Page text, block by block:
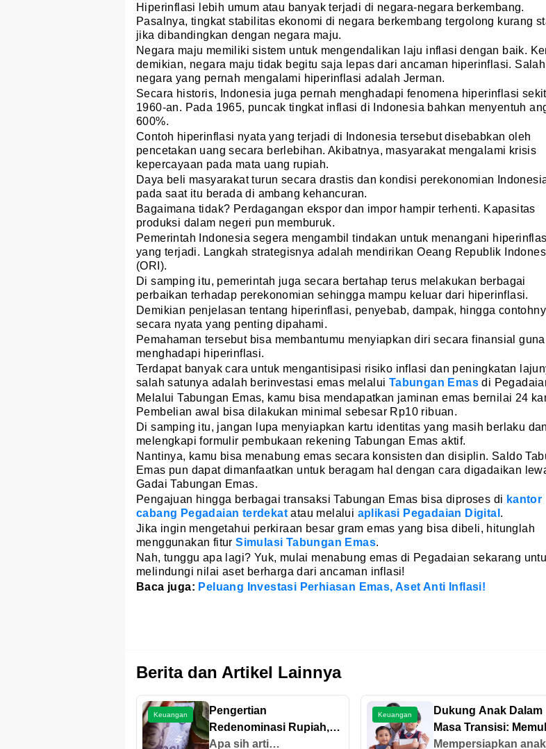
Hiperinflasi lebih umum atau banyak terjadi di negara-negara berkembang.
Pasalnya, tingkat stabilitas ekonomi di negara berkembang tergolong kurang
jika dibandingkan dengan negara maju.
Negara maju memiliki sistem untuk mengendalikan laju inflasi dengan baik.
demikian, negara maju tidak begitu saja lepas dari ancaman hiperinflasi.
negara yang pernah mengalami hiperinflasi adalah Jerman.
Secara historis, Indonesia juga pernah menghadapi fenomena hiperinflasi
1960-an. Pada 1965, puncak tingkat inflasi di Indonesia bahkan menyentuh
600%.
Contoh hiperinflasi nyata yang terjadi di Indonesia tersebut disebabkan oleh
pencetakan uang secara berlebihan. Akibatnya, masyarakat mengalami krisis
kepercayaan pada mata uang rupiah.
Daya beli masyarakat turun secara drastis dan kondisi perekonomian
pada saat itu berada di ambang kehancuran.
Bagaimana tidak? Perdagangan ekspor dan impor hampir terhenti. Kapasitas
produksi dalam negeri pun memburuk.
Pemerintah Indonesia segera mengambil tindakan untuk menangani
yang terjadi. Langkah strategisnya adalah mendirikan Oeang Republik
(ORI).
Di samping itu, pemerintah juga secara bertahap terus melakukan berbagai
perbaikan terhadap perekonomian sehingga mampu keluar dari hiperinflasi.
Demikian penjelasan tentang hiperinflasi, penyebab, dampak, hingga
secara nyata yang penting dipahami.
Pemahaman tersebut bisa membantumu menyiapkan diri secara finansial guna
menghadapi hiperinflasi.
Terdapat banyak cara untuk mengantisipasi risiko inflasi dan peningkatan
salah satunya adalah berinvestasi emas melalui Tabungan Emas di
Melalui Tabungan Emas, kamu bisa mendapatkan jaminan emas bernilai 24
Pembelian awal bisa dilakukan minimal sebesar Rp10 ribuan.
Di samping itu, jangan lupa menyiapkan kartu identitas yang masih berlaku dan
melengkapi formulir pembukaan rekening Tabungan Emas aktif.
Nantinya, kamu bisa menabung emas secara konsisten dan disiplin. Saldo
Emas pun dapat dimanfaatkan untuk beragam hal dengan cara digadaikan
Gadai Tabungan Emas.
Pengajuan hingga berbagai transaksi Tabungan Emas bisa diproses di kantor
cabang Pegadaian terdekat atau melalui aplikasi Pegadaian Digital .
Jika ingin mengetahui perkiraan besar gram emas yang bisa dibeli, hitunglah
menggunakan fiturSimulasi Tabungan Emas.
Nah, tunggu apa lagi? Yuk, mulai menabung emas di Pegadaian sekarang
melindungi nilai aset berharga dari ancaman inflasi!
Baca juga: Peluang Investasi Perhiasan Emas, Aset Anti Inflasi!
Berita dan Artikel Lainnya
Keuangan
Pengertian
Redenominasi Rupiah,
Apa Manfaat dan
Apa sih arti
Keuangan
Dukung Anak Dalam
Masa Transisi: Memulai
Tahun Ajaran Baru
Mempersiapkan anak